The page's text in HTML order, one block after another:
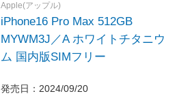
Apple(アップル)
iPhone16 Pro Max 512GB
MYWM3J／A ホワイトチタニウ
ム 国内版SIMフリー
発売日：2024/09/20